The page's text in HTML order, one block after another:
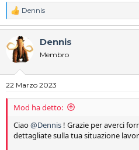
R
e
c
t
s
:
Dennis
Dennis
Membro
22 Marzo 2023
Mod ha detto:
Ciao@Dennis ! Grazie per averci
dettagliate sulla tua situazione